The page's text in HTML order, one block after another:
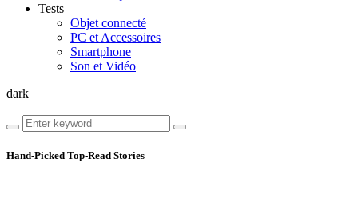
Tests
Objet connecté
PC et Accessoires
Smartphone
Son et Vidéo
dark
Hand-Picked Top-Read Stories